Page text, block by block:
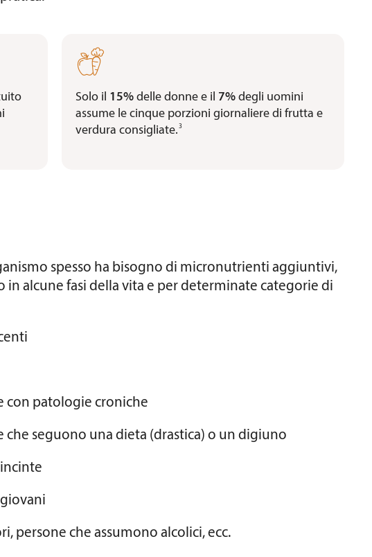

Solo il 15% delle donne e il 7% degli uomini
assume le cinque porzioni giornaliere di frutta e
verdura consigliate. 3
spesso ha bisogno di micronutrienti aggiuntivi,
in alcune fasi della vita e per determinate categorie di
con patologie croniche
che seguono una dieta (drastica) o un digiuno
persone che assumono alcolici, ecc.